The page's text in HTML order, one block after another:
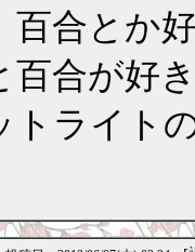
百合とか
百合が好
トライト